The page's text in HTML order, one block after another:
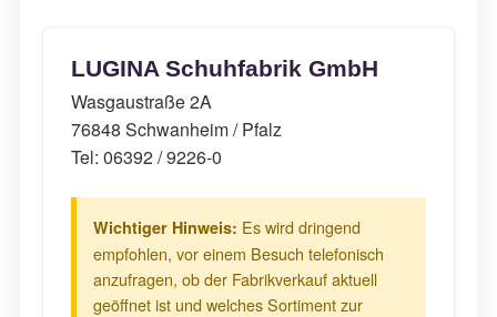
LUGINA Schuhfabrik GmbH
Wasgaustraße 2A
76848 Schwanheim / Pfalz
Tel: 06392 / 9226-0
Wichtiger Hinweis: Es wird dringend
empfohlen, vor einem Besuch telefonisch
anzufragen, ob der Fabrikverkauf aktuell
geöffnet ist und welches Sortiment zur